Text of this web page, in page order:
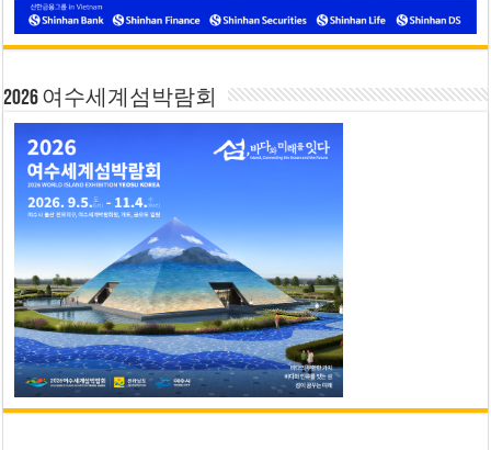
2026 여수세계섬박람회